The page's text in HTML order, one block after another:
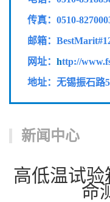
传真： 0510-
邮箱：
网址： http://
地址：无锡振石路
新闻中心
高低温试验
命